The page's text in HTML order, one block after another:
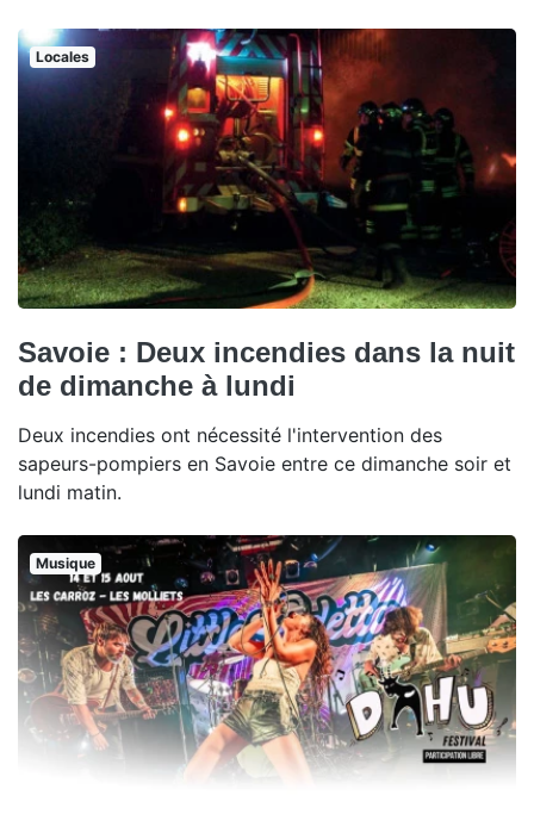
Locales
Savoie : Deux incendies dans la nuit
de dimanche à lundi
Deux incendies ont nécessité l'intervention des
sapeurs-pompiers en Savoie entre ce dimanche soir et
lundi matin.
Musique